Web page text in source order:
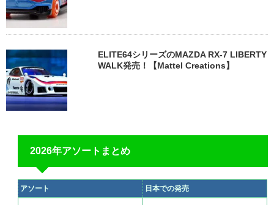
ELITE64シリーズのMAZDA RX-7 LIBERTY
WALK発売！【Mattel Creations】
2026年アソートまとめ
アソート 日本での発売